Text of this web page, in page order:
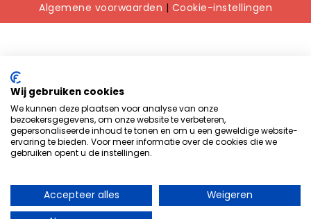
Algemene voorwaarden | Cookie-instellingen
Wij gebruiken cookies
We kunnen deze plaatsen voor analyse van onze
bezoekersgegevens, om onze website te verbeteren,
gepersonaliseerde inhoud te tonen en om u een geweldige website-
ervaring te bieden. Voor meer informatie over de cookies die we
gebruiken opent u de instellingen.
Accepteer alles
Weigeren